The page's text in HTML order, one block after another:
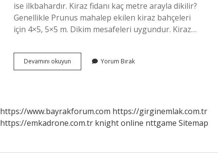
ise ilkbahardır. Kiraz fidanı kaç metre arayla dikilir?
Genellikle Prunus mahalep ekilen kiraz bahçeleri
için 4×5, 5×5 m. Dikim mesafeleri uygundur. Kiraz…
Devamını okuyun
Dikimi
Yorum Bırak
https://www.bayrakforum.com https://girginemlak.com.tr
https://emkadrone.com.tr knight online nttgame Sitemap